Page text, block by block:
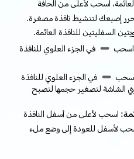
اسحب لأعلى من الحافة
إصبعك لتنشيط نافذة مصغرة.
السفليتين للنافذة العائمة.
اسحب
في الجزء العلوي للنافذة
في الجزء العلوي للنافذة
الشاشة لتصغير حجمها لتصبح
اسحب لأعلى من أسفل النافذة
اسحب لأسفل للعودة إلى وضع ملء